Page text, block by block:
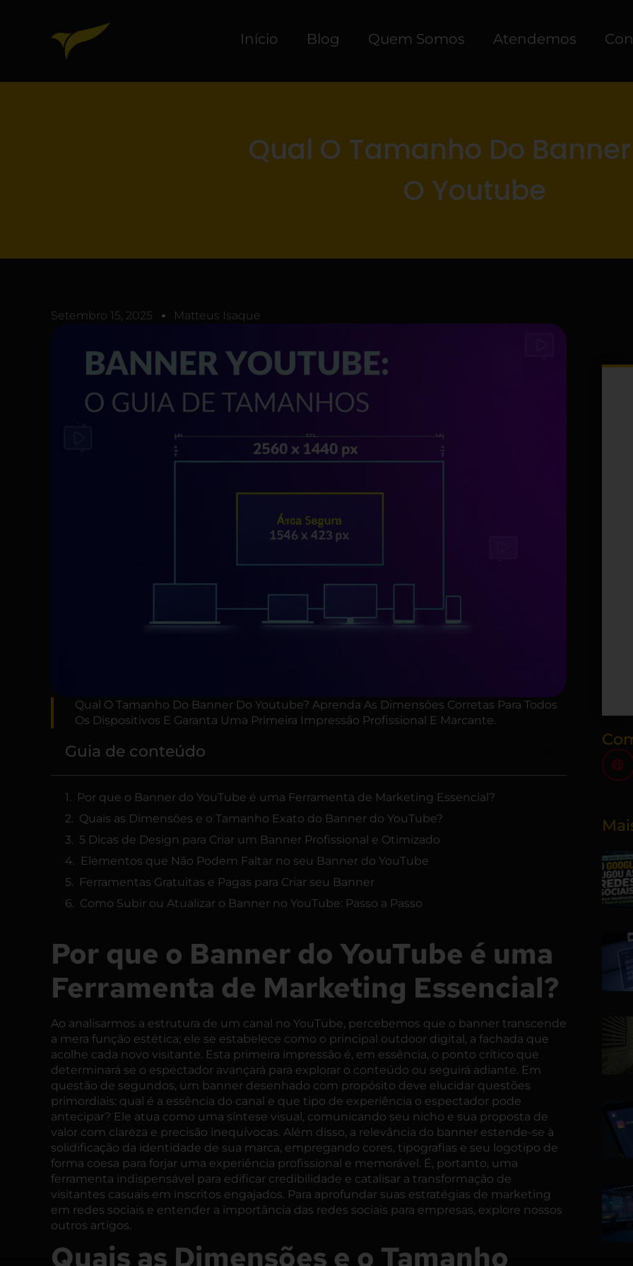
Início Blog Quem Somos Atendemos
Qual O Tamanho Do
O Youtube
Setembro 15, 2025 Matteus Isaque
Qual O Tamanho Do Banner Do Youtube? Aprenda As Dimensões Corretas Para Todos
Os Dispositivos E Garanta Uma Primeira Impressão Profissional E Marcante.
Guia de conteúdo
Por que o Banner do YouTube é uma Ferramenta de Marketing Essencial?
Quais as Dimensões e o Tamanho Exato do Banner do YouTube?
5 Dicas de Design para Criar um Banner Profissional e Otimizado
Elementos que Não Podem Faltar no seu Banner do YouTube
Ferramentas Gratuitas e Pagas para Criar seu Banner
Como Subir ou Atualizar o Banner no YouTube: Passo a Passo
Por que o Banner do YouTube é uma
Ferramenta de Marketing Essencial?
Ao analisarmos a estrutura de um canal no YouTube, percebemos que o banner transcende
a mera função estética; ele se estabelece como o principal outdoor digital, a fachada que
acolhe cada novo visitante. Esta primeira impressão é, em essência, o ponto crítico que
determinará se o espectador avançará para explorar o conteúdo ou seguirá adiante. Em
questão de segundos, um banner desenhado com propósito deve elucidar questões
primordiais: qual é a essência do canal e que tipo de experiência o espectador pode
antecipar? Ele atua como uma síntese visual, comunicando seu nicho e sua proposta de
valor com clareza e precisão inequívocas. Além disso, a relevância do banner estende-se à
solidificação da identidade de sua marca, empregando cores, tipografias e seu logotipo de
forma coesa para forjar uma experiência profissional e memorável. É, portanto, uma
ferramenta indispensável para edificar credibilidade e catalisar a transformação de
visitantes casuais em inscritos engajados. Para aprofundar suas estratégias de marketing
em redes sociais e entender a importância das redes sociais para empresas, explore nossos
outros artigos.
Quais as Dimensões e o Tamanho